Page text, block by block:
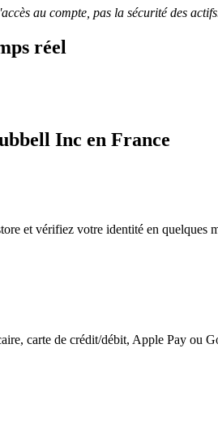
au compte, pas la sécurité des
réel
Inc en France
et vérifiez votre identité en quelques
carte de crédit/débit, Apple Pay ou